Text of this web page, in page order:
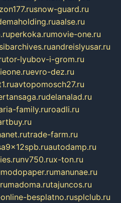
snow-guard.ru
aalse.ru
perkoka.rumovie-one.ru
sibarchives.ruandreislyusar.ru
tor-lyubov-i-grom.ru
evro-dez.ru
avtopomosch27.ru
delanalad.ru
family.ruroadli.ru
trade-farm.ru
autodamp.ru
nv750.rux-ton.ru
modopaper.rumanunae.ru
madoma.rutajuncos.ru
besplatno.rusplclub.ru